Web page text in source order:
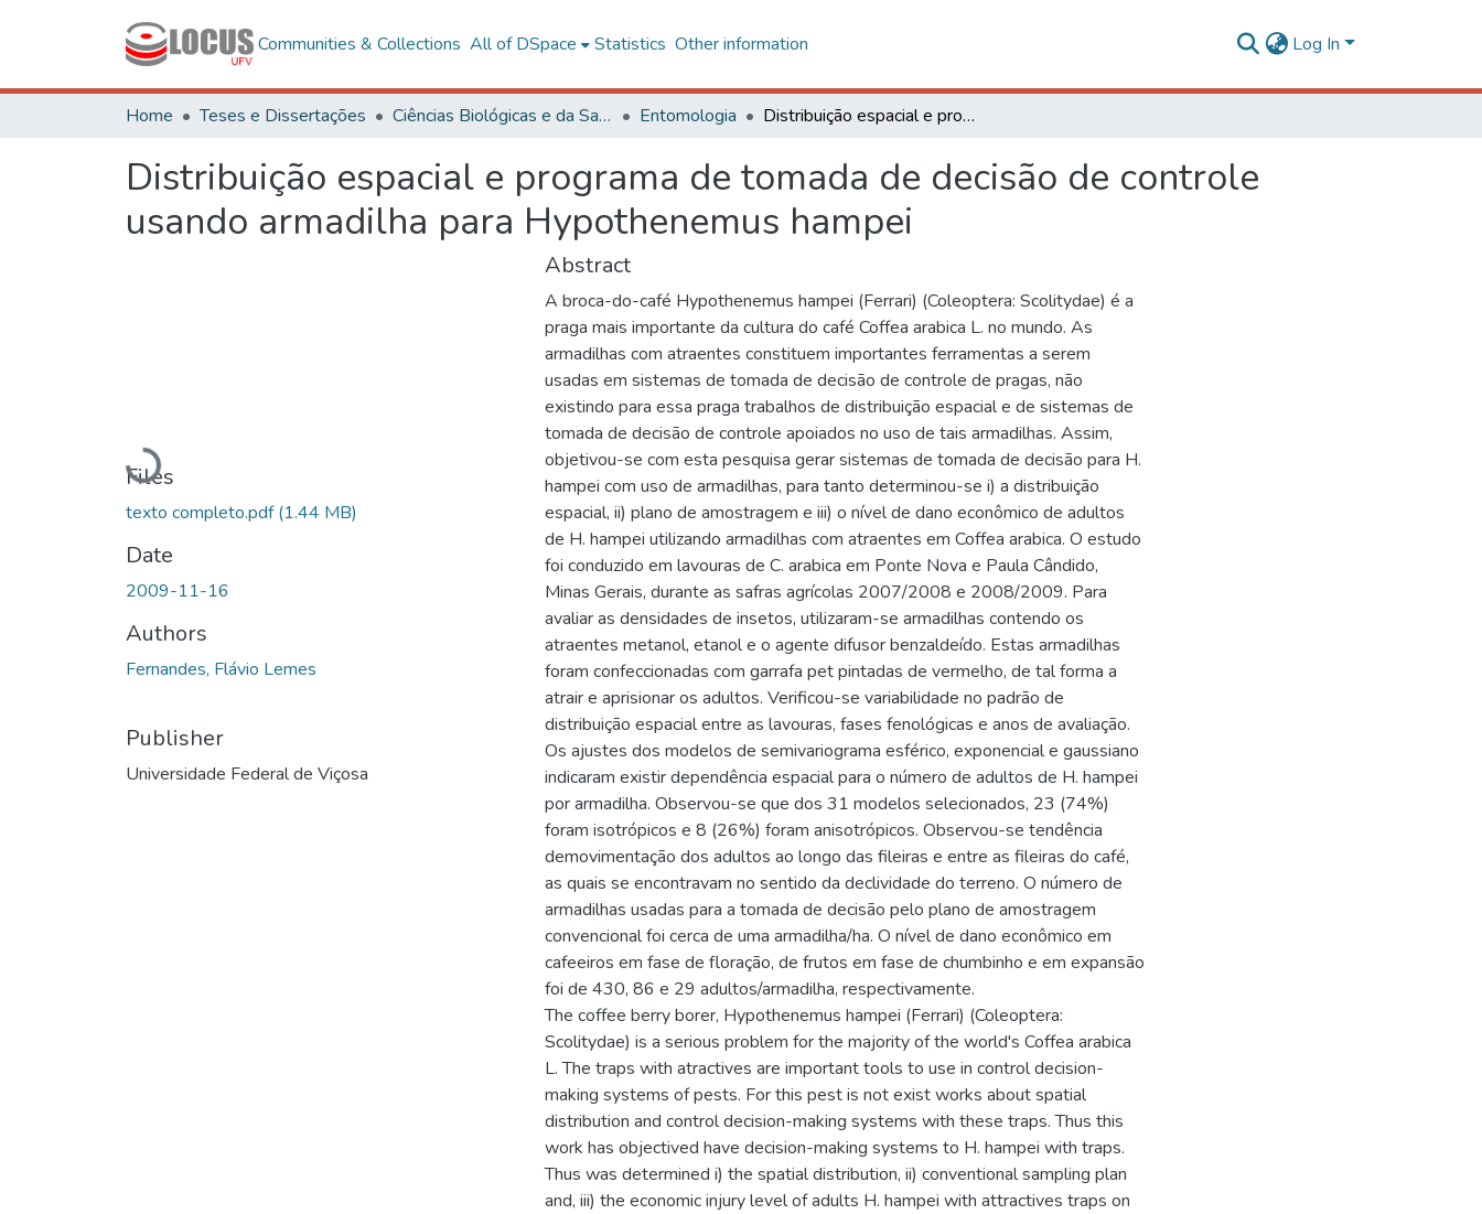
Communities & Collections All of DSpace Statistics Other information Log In
Home Teses e Dissertações Ciências Biológicas e da Saúde Entomologia Distribuição espacial e programa de tomada de decisão de controle usando armadilha para Hypothenemus hampei
Distribuição espacial e programa de tomada de decisão de controle
usando armadilha para Hypothenemus hampei
Loading...
Files
texto completo.pdf(1.44 MB)
Date
2009-11-16
Authors
Fernandes, Flávio Lemes
Publisher
Universidade Federal de Viçosa
Abstract
A broca-do-café Hypothenemus hampei (Ferrari) (Coleoptera: Scolitydae) é a
praga mais importante da cultura do café Coffea arabica L. no mundo. As
armadilhas com atraentes constituem importantes ferramentas a serem
usadas em sistemas de tomada de decisão de controle de pragas, não
existindo para essa praga trabalhos de distribuição espacial e de sistemas de
tomada de decisão de controle apoiados no uso de tais armadilhas. Assim,
objetivou-se com esta pesquisa gerar sistemas de tomada de decisão para H.
hampei com uso de armadilhas, para tanto determinou-se i) a distribuição
espacial, ii) plano de amostragem e iii) o nível de dano econômico de adultos
de H. hampei utilizando armadilhas com atraentes em Coffea arabica. O estudo
foi conduzido em lavouras de C. arabica em Ponte Nova e Paula Cândido,
Minas Gerais, durante as safras agrícolas 2007/2008 e 2008/2009. Para
avaliar as densidades de insetos, utilizaram-se armadilhas contendo os
atraentes metanol, etanol e o agente difusor benzaldeído. Estas armadilhas
foram confeccionadas com garrafa pet pintadas de vermelho, de tal forma a
atrair e aprisionar os adultos. Verificou-se variabilidade no padrão de
distribuição espacial entre as lavouras, fases fenológicas e anos de avaliação.
Os ajustes dos modelos de semivariograma esférico, exponencial e gaussiano
indicaram existir dependência espacial para o número de adultos de H. hampei
por armadilha. Observou-se que dos 31 modelos selecionados, 23 (74%)
foram isotrópicos e 8 (26%) foram anisotrópicos. Observou-se tendência
demovimentação dos adultos ao longo das fileiras e entre as fileiras do café,
as quais se encontravam no sentido da declividade do terreno. O número de
armadilhas usadas para a tomada de decisão pelo plano de amostragem
convencional foi cerca de uma armadilha/ha. O nível de dano econômico em
cafeeiros em fase de floração, de frutos em fase de chumbinho e em expansão
foi de 430, 86 e 29 adultos/armadilha, respectivamente.
The coffee berry borer, Hypothenemus hampei (Ferrari) (Coleoptera:
Scolitydae) is a serious problem for the majority of the world's Coffea arabica
L. The traps with atractives are important tools to use in control decision-
making systems of pests. For this pest is not exist works about spatial
distribution and control decision-making systems with these traps. Thus this
work has objectived have decision-making systems to H. hampei with traps.
Thus was determined i) the spatial distribution, ii) conventional sampling plan
and, iii) the economic injury level of adults H. hampei with attractives traps on